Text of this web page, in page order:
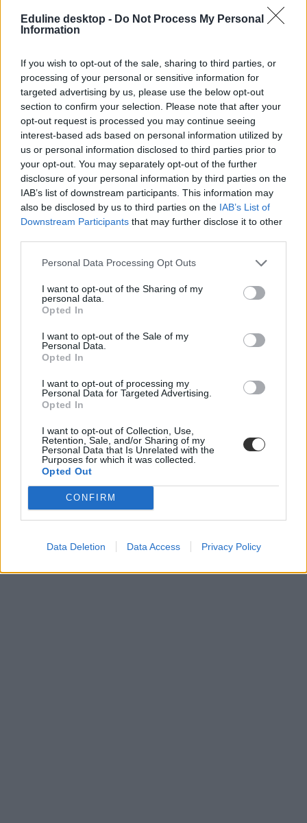
Eduline desktop - Do Not Process My Personal
Information
If you wish to opt-out of the sale, sharing to third parties, or
processing of your personal or sensitive information for
targeted advertising by us, please use the below opt-out
section to confirm your selection. Please note that after your
opt-out request is processed you may continue seeing
interest-based ads based on personal information utilized by
us or personal information disclosed to third parties prior to
your opt-out. You may separately opt-out of the further
disclosure of your personal information by third parties on the
IAB’s list of downstream participants. This information may
also be disclosed by us to third parties on the IAB’s List of
Downstream Participants that may further disclose it to other
Personal Data Processing Opt Outs
I want to opt-out of the Sharing of my
personal data.
Opted In
I want to opt-out of the Sale of my
Personal Data.
Opted In
I want to opt-out of processing my
Personal Data for Targeted Advertising.
Opted In
I want to opt-out of Collection, Use,
Retention, Sale, and/or Sharing of my
Personal Data that Is Unrelated with the
Purposes for which it was collected.
Opted Out
CONFIRM
Data Deletion Data Access Privacy Policy
adatok
Károli Gáspár Református Egyetem